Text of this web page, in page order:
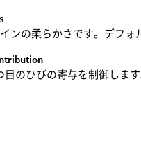
ンの柔らかさです。デフォ
目のひびの寄与を制御しま